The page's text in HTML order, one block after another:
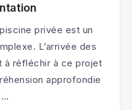
privée est un
L’arrivée des
à réfléchir à ce projet
approfondie